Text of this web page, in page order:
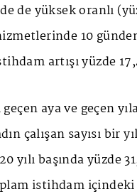
de yüksek oranlı
10
artışı yüzde
geçen aya ve geçen
çalışan sayısı bir
yılı başında yüzde
istihdam içindeki